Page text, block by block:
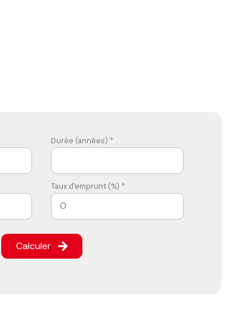
Durée (années) *
Taux d'emprunt (%) *
Calculer